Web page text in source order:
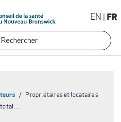
EN FR
Rechercher
Propriétaires et locataires
total…